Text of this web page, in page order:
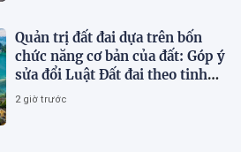
Quản trị đất đai dựa trên bốn
chức năng cơ bản của đất: Góp ý
sửa đổi Luật Đất đai theo tinh
thần Nghị quyết số 21-NQ/TW
2 giờ trước